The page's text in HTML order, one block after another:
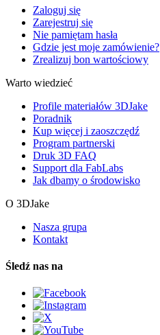
Zaloguj się
Zarejestruj się
Nie pamiętam hasła
Gdzie jest moje zamówienie?
Zrealizuj bon wartościowy
Warto wiedzieć
Profile materiałów 3DJake
Poradnik
Kup więcej i zaoszczędź
Program partnerski
Druk 3D FAQ
Support dla FabLabs
Jak dbamy o środowisko
O 3DJake
Nasza grupa
Kontakt
Śledź nas na